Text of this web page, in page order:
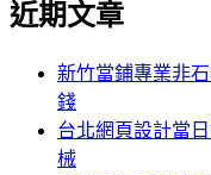
近期文章
新竹當鋪專業非
錢
台北網頁設計當
械